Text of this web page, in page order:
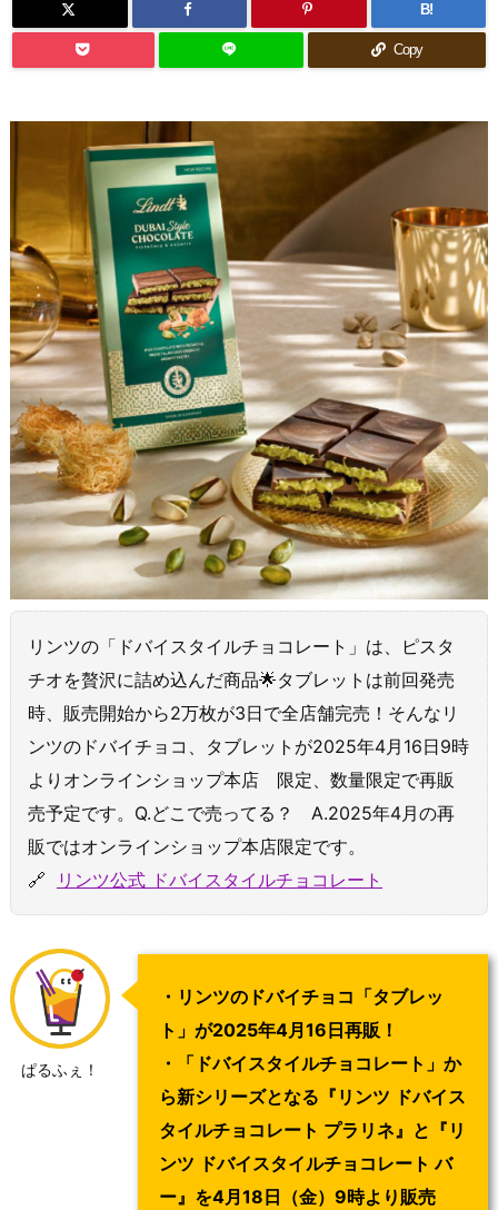
B!
Copy
リンツの「ドバイスタイルチョコレート」は、ピスタ
チオを贅沢に詰め込んだ商品🌟タブレットは前回発売
時、販売開始から2万枚が3日で全店舗完売！そんなリ
ンツのドバイチョコ、タブレットが2025年4月16日9時
よりオンラインショップ本店 限定、数量限定で再販
売予定です。Q.どこで売ってる？ A.2025年4月の再
販ではオンラインショップ本店限定です。
🔗
リンツ公式 ドバイスタイルチョコレート
ぱるふぇ！
・リンツのドバイチョコ「タブレッ
ト」が2025年4月16日再販！
・「ドバイスタイルチョコレート」か
ら新シリーズとなる『リンツ ドバイス
タイルチョコレート プラリネ』と『リ
ンツ ドバイスタイルチョコレート バ
ー』を4月18日（金）9時より販売